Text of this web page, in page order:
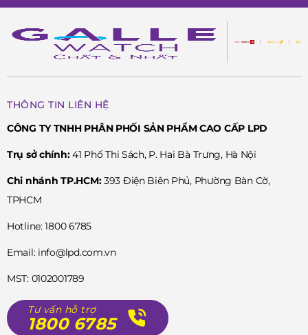
THÔNG TIN LIÊN HỆ
CÔNG TY TNHH PHÂN PHỐI SẢN PHẨM CAO CẤP LPD
Trụ sở chính:41 Phố Thi Sách, P. Hai Bà Trưng, Hà Nội
Chi nhánh TP.HCM:393 Điện Biên Phủ, Phường Bàn Cờ,
TPHCM
Hotline: 1800 6785
Email: info@lpd.com.vn
MST: 0102001789
Tư vấn hỗ trợ
1800 6785